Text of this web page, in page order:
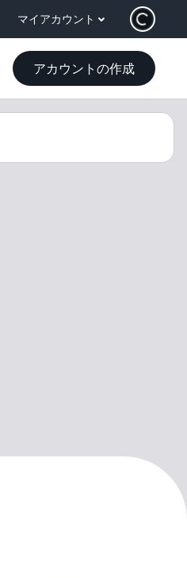
マイアカウント
アカウントの作成